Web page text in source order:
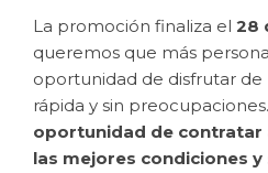
La promoción finaliza el 28
queremos que más
oportunidad de disfrutar
rápida y sin preocupaciones.
oportunidad de contratar
las mejores condiciones